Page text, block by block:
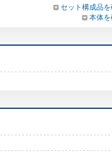
セット構成品
本体